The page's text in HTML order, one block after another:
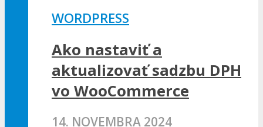
WORDPRESS
Ako nastaviť a
aktualizovať sadzbu DPH
vo WooCommerce
14. NOVEMBRA 2024